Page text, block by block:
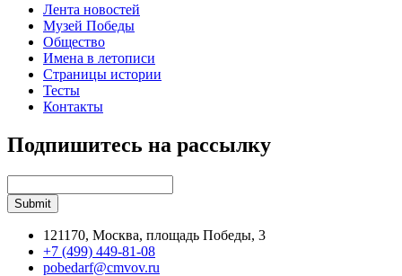
Лента новостей
Музей Победы
Общество
Имена в летописи
Страницы истории
Тесты
Контакты
Подпишитесь на рассылку
121170, Москва, площадь Победы, 3
+7 (499) 449-81-08
pobedarf@cmvov.ru